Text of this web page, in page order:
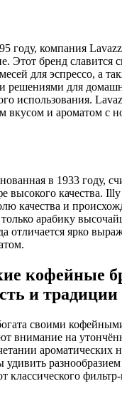
году, компания
Этот бренд славится
для эспрессо, а
решениями для
использования.
вкусом и ароматом с
в 1933 году,
высокого качества.
качества и
арабику
отличается ярко
кофейные
и традиции
своими
внимание на
ароматических
классического